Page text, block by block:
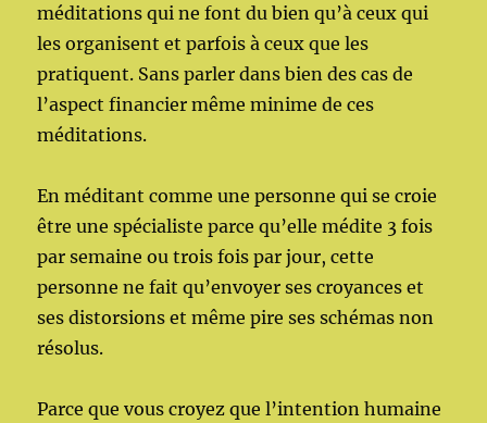
méditations qui ne font du bien qu’à ceux qui
les organisent et parfois à ceux que les
pratiquent. Sans parler dans bien des cas de
l’aspect financier même minime de ces
méditations.
En méditant comme une personne qui se croie
être une spécialiste parce qu’elle médite 3 fois
par semaine ou trois fois par jour, cette
personne ne fait qu’envoyer ses croyances et
ses distorsions et même pire ses schémas non
résolus.
Parce que vous croyez que l’intention humaine